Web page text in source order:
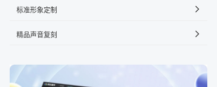
标准形象定制
精品声音复刻